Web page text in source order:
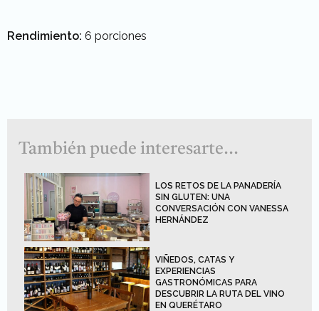
Rendimiento: 6 porciones
También puede interesarte...
LOS RETOS DE LA PANADERÍA
SIN GLUTEN: UNA
CONVERSACIÓN CON VANESSA
HERNÁNDEZ
VIÑEDOS, CATAS Y
EXPERIENCIAS
GASTRONÓMICAS PARA
DESCUBRIR LA RUTA DEL VINO
EN QUERÉTARO